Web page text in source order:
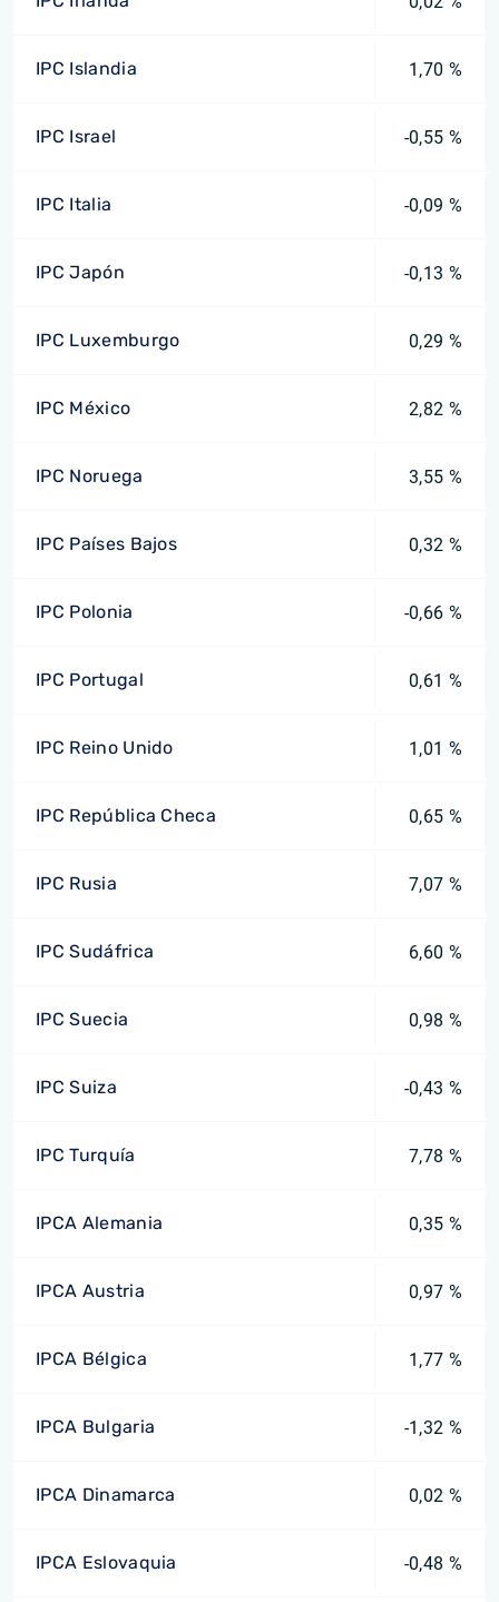
IPC Islandia 1,70 %
IPC Israel -0,55 %
IPC Italia -0,09 %
IPC Japón -0,13 %
IPC Luxemburgo 0,29 %
IPC México 2,82 %
IPC Noruega 3,55 %
IPC Países Bajos 0,32 %
IPC Polonia -0,66 %
IPC Portugal 0,61 %
IPC Reino Unido 1,01 %
IPC República Checa 0,65 %
IPC Rusia 7,07 %
IPC Sudáfrica 6,60 %
IPC Suecia 0,98 %
IPC Suiza -0,43 %
IPC Turquía 7,78 %
IPCA Alemania 0,35 %
IPCA Austria 0,97 %
IPCA Bélgica 1,77 %
IPCA Bulgaria -1,32 %
IPCA Dinamarca 0,02 %
IPCA Eslovaquia -0,48 %